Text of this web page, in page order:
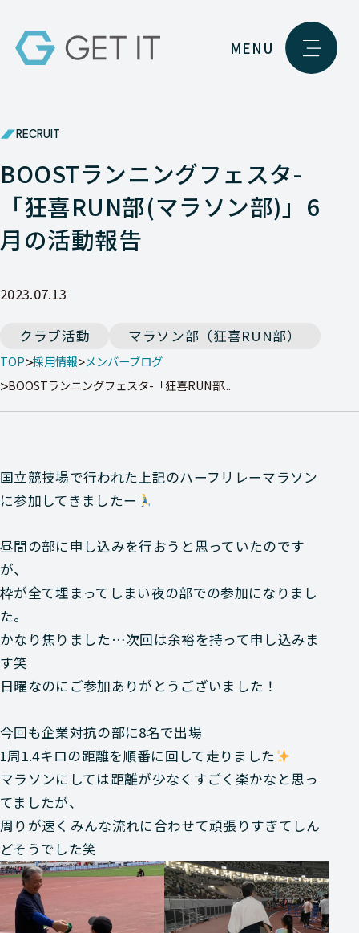
MENU
RECRUIT
BOOSTランニングフェスタ-
「狂喜RUN部(マラソン部)」6
月の活動報告
2023.07.13
クラブ活動 マラソン部（狂喜RUN部）
TOP 採用情報 メンバーブログ
BOOSTランニングフェスタ-「狂喜RUN部...
国立競技場で行われた上記のハーフリレーマラソン
に参加してきましたー
昼間の部に申し込みを行おうと思っていたのです
が、
枠が全て埋まってしまい夜の部での参加になりまし
た。
かなり焦りました…次回は余裕を持って申し込みま
す笑
日曜なのにご参加ありがとうございました！
今回も企業対抗の部に8名で出場
1周1.4キロの距離を順番に回して走りました
マラソンにしては距離が少なくすごく楽かなと思っ
てましたが、
周りが速くみんな流れに合わせて頑張りすぎてしん
どそうでした笑